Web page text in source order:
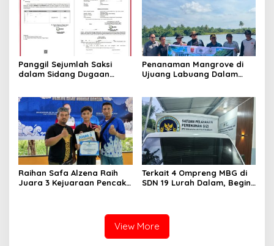
Panggil Sejumlah Saksi
dalam Sidang Dugaan
Penanaman Mangrove di
Ujuang Labuang Dalam
Raihan Safa Alzena Raih
Juara 3 Kejuaraan Pencak
Terkait 4 Ompreng MBG di
SDN 19 Lurah Dalam, Begini
View More